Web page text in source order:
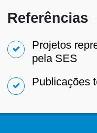
Referências
Projetos
pela SES
Publicações